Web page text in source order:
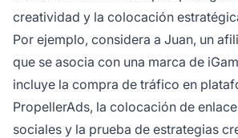
creatividad y la colocación
Por ejemplo, considera a Juan, un
que se asocia con una marca de
incluye la compra de tráfico en
PropellerAds, la colocación de
sociales y la prueba de estrategias